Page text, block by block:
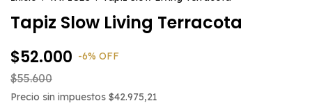
Tapiz Slow Living Terracota
$52.000 -6% OFF
$55.600
Precio sin impuestos $42.975,21